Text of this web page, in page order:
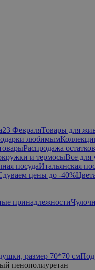
23 ФевраляТовары для
любимым
Распродажа остатков
и термосыВсе для
посудаИтальянская
цены до -40%
принадлежности
размер 70*70 см
пенополиуретан